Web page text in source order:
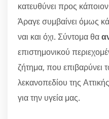
κατευθύνει προς κάποιον
Άραγε συμβαίνει όμως
ναι και όχι. Σύντομα θα
επιστημονικού
ζήτημα, που επιβαρύνει
λεκανοπεδίου της Αττικής
για την υγεία μας.